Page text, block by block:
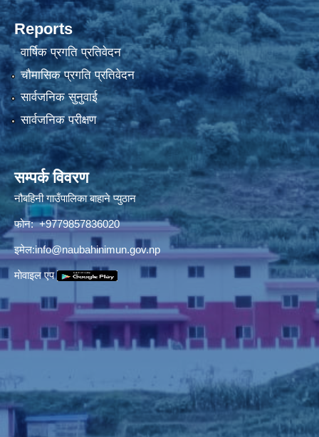
Reports
वार्षिक प्रगति प्रतिवेदन
चौमासिक प्रगति प्रतिवेदन
सार्वजनिक सुनुवाई
सार्वजनिक परीक्षण
सम्पर्क विवरण
नौबहिनी गाउँपालिका बाहाने प्युठान
फोन: +9779857836020
इमेल:info@naubahinimun.gov.np
माेवाइल एप